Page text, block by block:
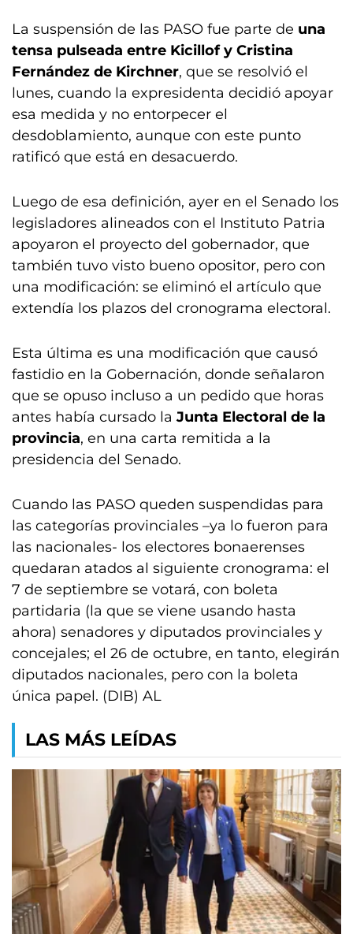
La suspensión de las PASO fue parte de una
tensa pulseada entre Kicillof y Cristina
Fernández de Kirchner, que se resolvió el
lunes, cuando la expresidenta decidió apoyar
esa medida y no entorpecer el
desdoblamiento, aunque con este punto
ratificó que está en desacuerdo.
Luego de esa definición, ayer en el Senado los
legisladores alineados con el Instituto Patria
apoyaron el proyecto del gobernador, que
también tuvo visto bueno opositor, pero con
una modificación: se eliminó el artículo que
extendía los plazos del cronograma electoral.
Esta última es una modificación que causó
fastidio en la Gobernación, donde señalaron
que se opuso incluso a un pedido que horas
antes había cursado la Junta Electoral de la
provincia, en una carta remitida a la
presidencia del Senado.
Cuando las PASO queden suspendidas para
las categorías provinciales –ya lo fueron para
las nacionales- los electores bonaerenses
quedaran atados al siguiente cronograma: el
7 de septiembre se votará, con boleta
partidaria (la que se viene usando hasta
ahora) senadores y diputados provinciales y
concejales; el 26 de octubre, en tanto, elegirán
diputados nacionales, pero con la boleta
única papel. (DIB) AL
LAS MÁS LEÍDAS